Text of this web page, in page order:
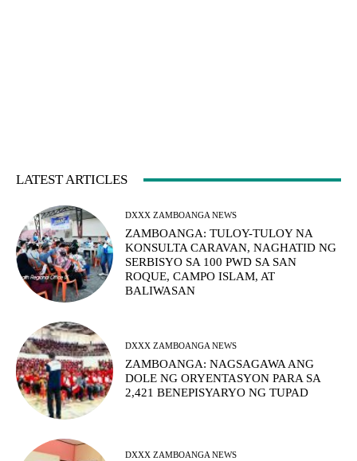
LATEST ARTICLES
DXXX ZAMBOANGA NEWS
ZAMBOANGA: TULOY-TULOY NA
KONSULTA CARAVAN, NAGHATID NG
SERBISYO SA 100 PWD SA SAN
ROQUE, CAMPO ISLAM, AT
BALIWASAN
DXXX ZAMBOANGA NEWS
ZAMBOANGA: NAGSAGAWA ANG
DOLE NG ORYENTASYON PARA SA
2,421 BENEPISYARYO NG TUPAD
DXXX ZAMBOANGA NEWS